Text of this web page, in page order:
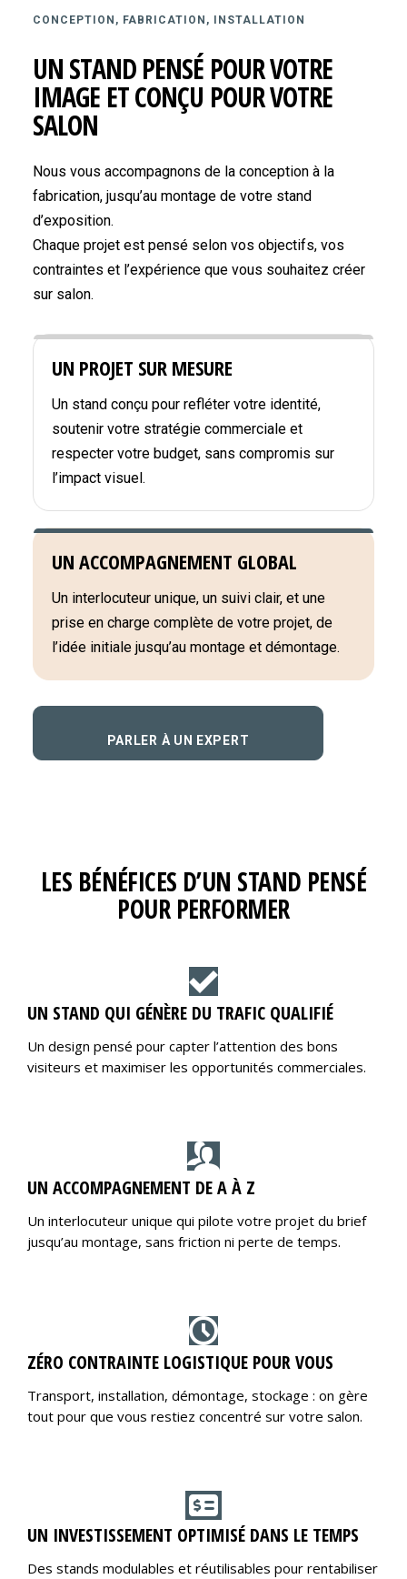
CONCEPTION, FABRICATION, INSTALLATION
UN STAND PENSÉ POUR VOTRE
IMAGE ET CONÇU POUR VOTRE
SALON
Nous vous accompagnons de la conception à la
fabrication, jusqu’au montage de votre stand
d’exposition.
Chaque projet est pensé selon vos objectifs, vos
contraintes et l’expérience que vous souhaitez créer
sur salon.
UN PROJET SUR MESURE
Un stand conçu pour refléter votre identité,
soutenir votre stratégie commerciale et
respecter votre budget, sans compromis sur
l’impact visuel.
UN ACCOMPAGNEMENT GLOBAL
Un interlocuteur unique, un suivi clair, et une
prise en charge complète de votre projet, de
l’idée initiale jusqu’au montage et démontage.
PARLER À UN EXPERT
LES BÉNÉFICES D’UN STAND PENSÉ
POUR PERFORMER
UN STAND QUI GÉNÈRE DU TRAFIC QUALIFIÉ
Un design pensé pour capter l’attention des bons
visiteurs et maximiser les opportunités commerciales.
UN ACCOMPAGNEMENT DE A À Z
Un interlocuteur unique qui pilote votre projet du brief
jusqu’au montage, sans friction ni perte de temps.
ZÉRO CONTRAINTE LOGISTIQUE POUR VOUS
Transport, installation, démontage, stockage : on gère
tout pour que vous restiez concentré sur votre salon.
UN INVESTISSEMENT OPTIMISÉ DANS LE TEMPS
Des stands modulables et réutilisables pour rentabiliser